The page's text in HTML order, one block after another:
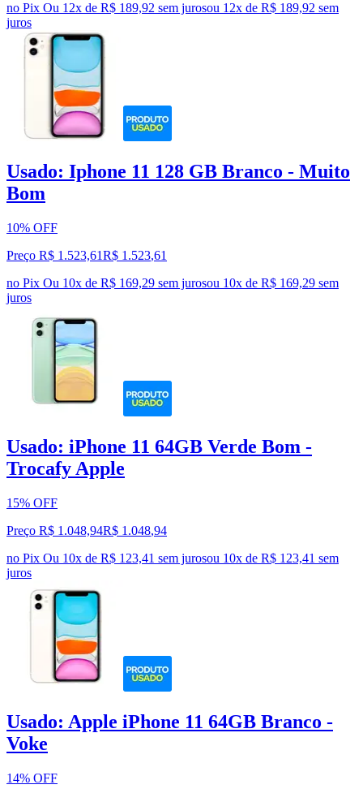
no Pix Ou 12x de R$ 189,92 sem jurosou 12x de R$ 189,92 sem
juros
Usado: Iphone 11 128 GB Branco - Muito
Bom
10% OFF
Preço R$ 1.523,61R$ 1.523,61
no Pix Ou 10x de R$ 169,29 sem jurosou 10x de R$ 169,29 sem
juros
Usado: iPhone 11 64GB Verde Bom -
Trocafy Apple
15% OFF
Preço R$ 1.048,94R$ 1.048,94
no Pix Ou 10x de R$ 123,41 sem jurosou 10x de R$ 123,41 sem
juros
Usado: Apple iPhone 11 64GB Branco -
Voke
14% OFF